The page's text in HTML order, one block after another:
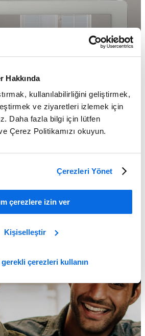
Hakkında
kullanılabilirliğini geliştirmek,
ve ziyaretleri izlemek için
Daha fazla bilgi için lütfen
Çerez Politikamızı okuyun.
Çerezleri Yönet
çerezlere izin ver
Kişiselleştir
gerekli çerezleri kullanın
İşletmenizi Trende Dönüştürün!